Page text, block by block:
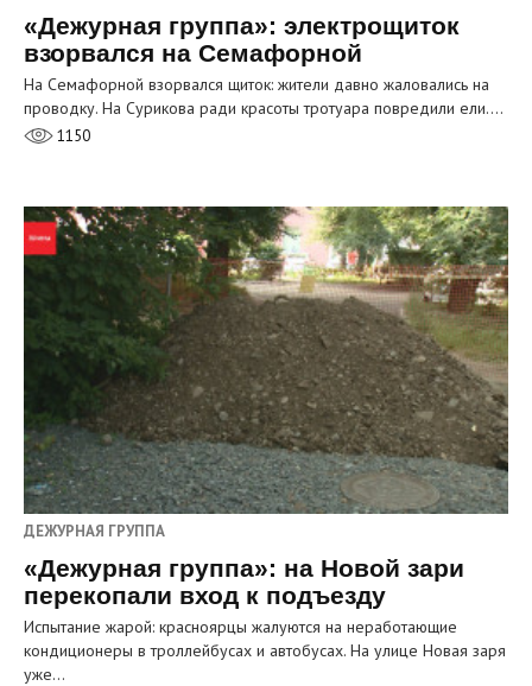
«Дежурная группа»: электрощиток
взорвался на Семафорной
На Семафорной взорвался щиток: жители давно жаловались на
проводку. На Сурикова ради красоты тротуара повредили ели.…
1150
ДЕЖУРНАЯ ГРУППА
«Дежурная группа»: на Новой зари
перекопали вход к подъезду
Испытание жарой: красноярцы жалуются на неработающие
кондиционеры в троллейбусах и автобусах. На улице Новая заря
уже…